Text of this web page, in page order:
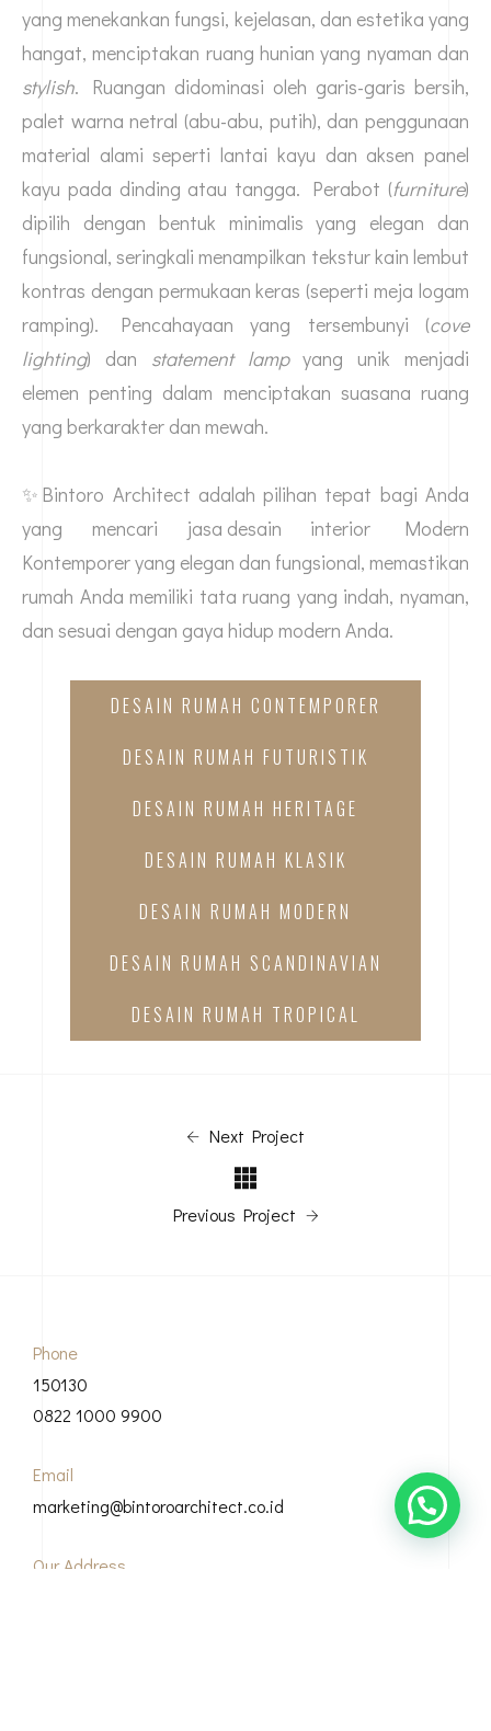
yang menekankan fungsi, kejelasan, dan estetika yang
hangat, menciptakan ruang hunian yang nyaman dan
stylish. Ruangan didominasi oleh garis-garis bersih,
palet warna netral (abu-abu, putih), dan penggunaan
material alami seperti lantai kayu dan aksen panel
kayu pada dinding atau tangga. Perabot (furniture)
dipilih dengan bentuk minimalis yang elegan dan
fungsional, seringkali menampilkan tekstur kain lembut
kontras dengan permukaan keras (seperti meja logam
ramping). Pencahayaan yang tersembunyi (cove
lighting) dan statement lampyang unik menjadi
elemen penting dalam menciptakan suasana ruang
yang berkarakter dan mewah.
✨Bintoro Architect adalah pilihan tepat bagi Anda
yang mencari jasa desain interior Modern
Kontemporer yang elegan dan fungsional, memastikan
rumah Anda memiliki tata ruang yang indah, nyaman,
dan sesuai dengan gaya hidup modern Anda.
DESAIN RUMAH CONTEMPORER
DESAIN RUMAH FUTURISTIK
DESAIN RUMAH HERITAGE
DESAIN RUMAH KLASIK
DESAIN RUMAH MODERN
DESAIN RUMAH SCANDINAVIAN
DESAIN RUMAH TROPICAL
Next Project
Previous Project
Phone
150130
0822 1000 9900
Email
marketing@bintoroarchitect.co.id
Our Address